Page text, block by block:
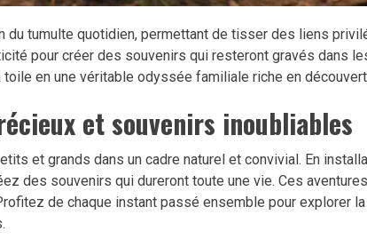
du tumulte quotidien, permettant de tisser des liens
pour créer des souvenirs qui resteront gravés dans
en une véritable odyssée familiale riche en
et souvenirs inoubliables
et grands dans un cadre naturel et convivial. En
des souvenirs qui dureront toute une vie. Ces
de chaque instant passé ensemble pour explorer